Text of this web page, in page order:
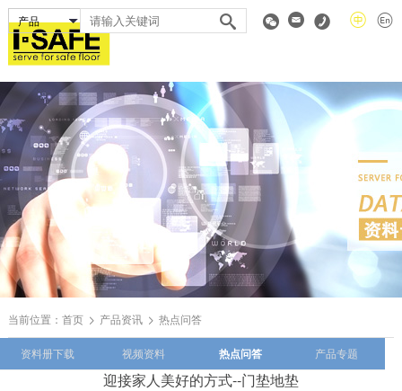
当前位置： 首页 产品资讯 热点问答
资料册下载 视频资料 热点问答 产品专题
迎接家人美好的方式--门垫地垫